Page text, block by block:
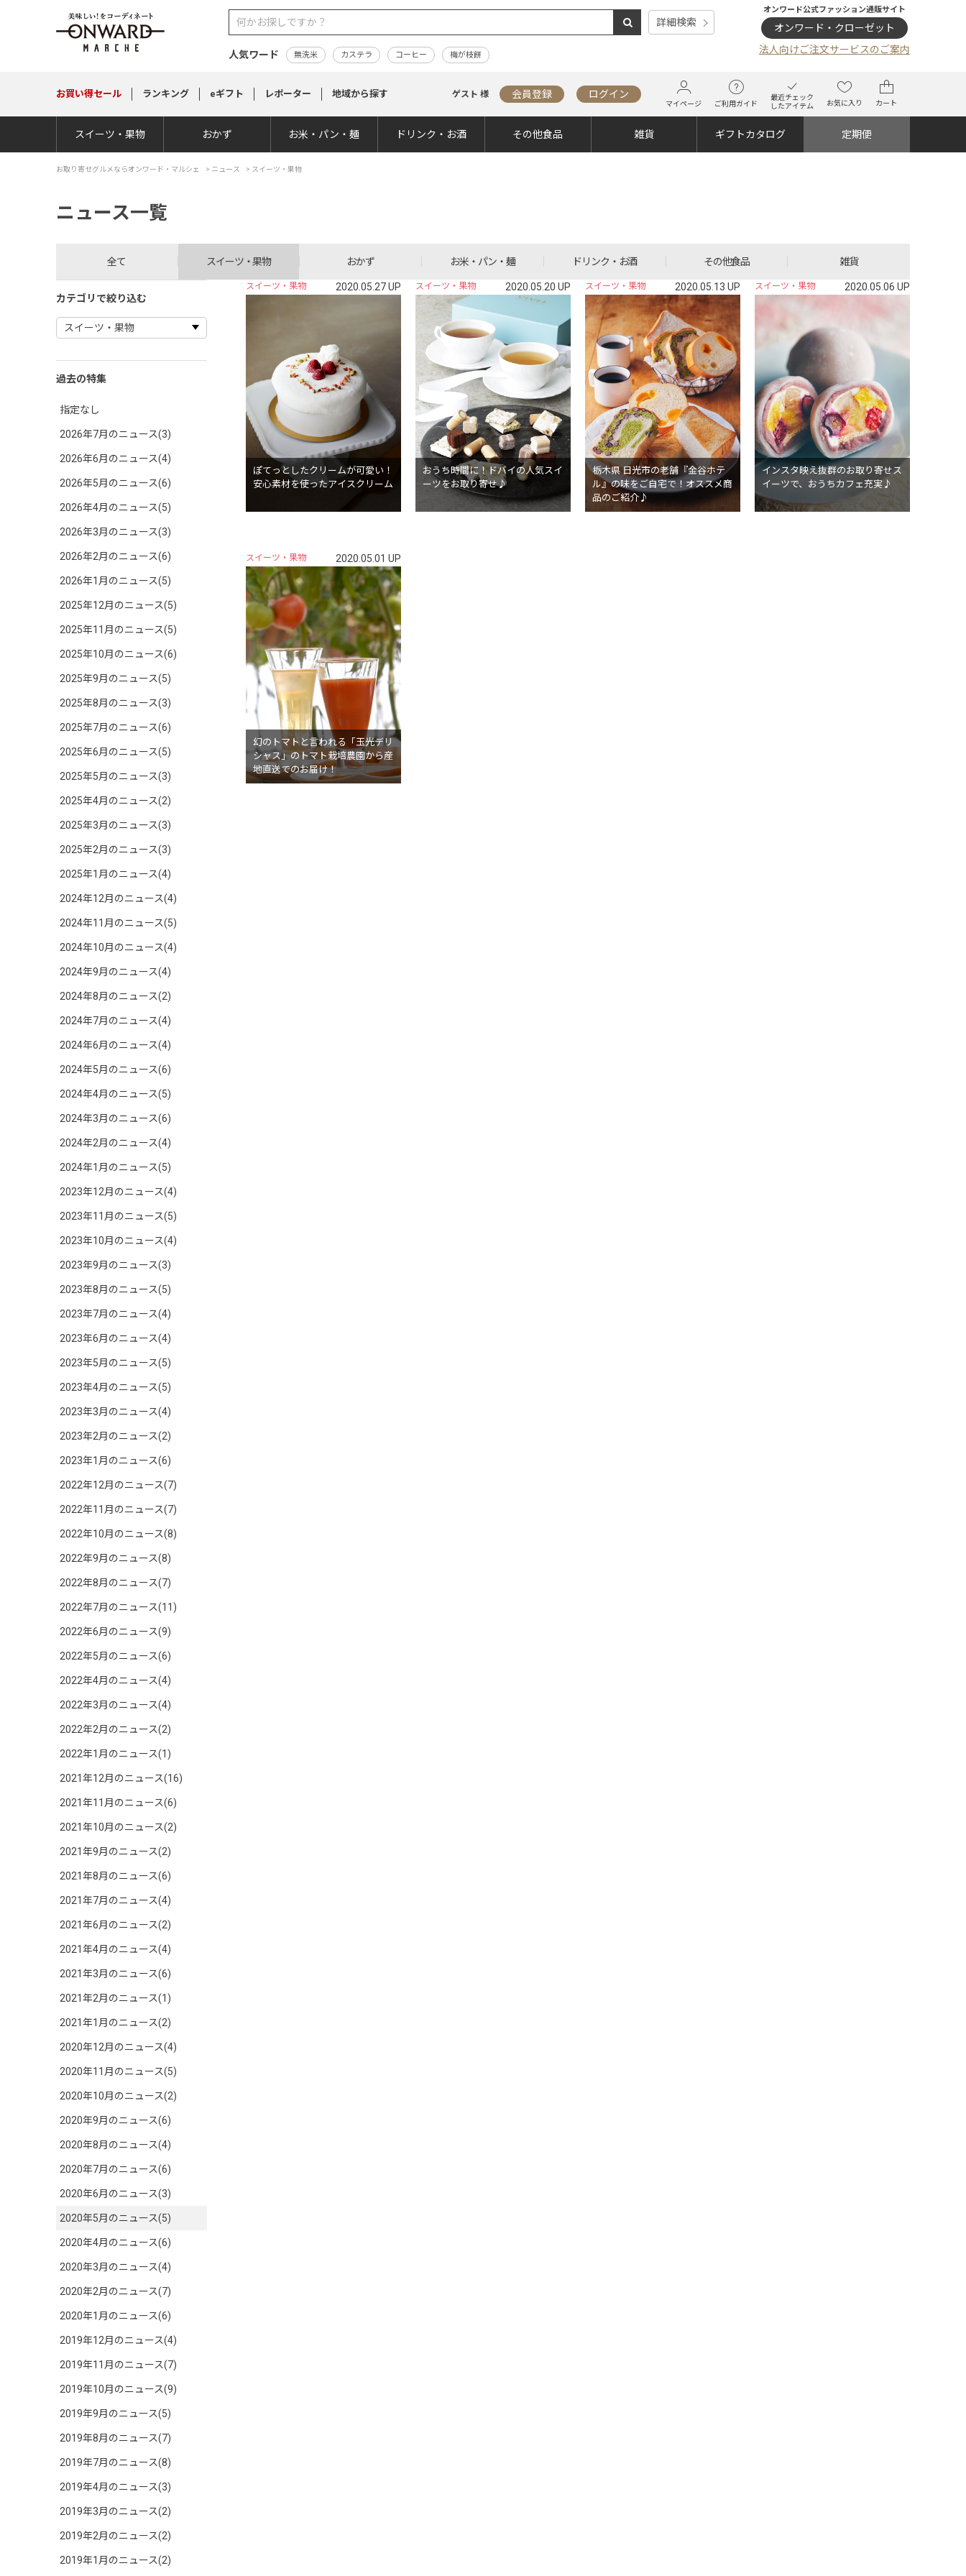
詳細検索
人気ワード 無洗米 カステラ コーヒー 梅が枝餅
オンワード公式ファッション通販サイト
オンワード・クローゼット
法人向けご注文サービスのご案内
お買い得セール ランキング eギフト レポーター 地域から探す ゲスト 様 会員登録 ログイン
マイページ ご利用ガイド
最近チェック
したアイテム
お気に入り カート
スイーツ・果物 おかず お米・パン・麺 ドリンク・お酒 その他食品 雑貨 ギフトカタログ 定期便
お取り寄せグルメならオンワード・マルシェ > ニュース > スイーツ・果物
ニュース一覧
全て スイーツ・果物 おかず お米・パン・麺 ドリンク・お酒 その他食品 雑貨
カテゴリで絞り込む
過去の特集
指定なし
2026年7月のニュース(3)
2026年6月のニュース(4)
2026年5月のニュース(6)
2026年4月のニュース(5)
2026年3月のニュース(3)
2026年2月のニュース(6)
2026年1月のニュース(5)
2025年12月のニュース(5)
2025年11月のニュース(5)
2025年10月のニュース(6)
2025年9月のニュース(5)
2025年8月のニュース(3)
2025年7月のニュース(6)
2025年6月のニュース(5)
2025年5月のニュース(3)
2025年4月のニュース(2)
2025年3月のニュース(3)
2025年2月のニュース(3)
2025年1月のニュース(4)
2024年12月のニュース(4)
2024年11月のニュース(5)
2024年10月のニュース(4)
2024年9月のニュース(4)
2024年8月のニュース(2)
2024年7月のニュース(4)
2024年6月のニュース(4)
2024年5月のニュース(6)
2024年4月のニュース(5)
2024年3月のニュース(6)
2024年2月のニュース(4)
2024年1月のニュース(5)
2023年12月のニュース(4)
2023年11月のニュース(5)
2023年10月のニュース(4)
2023年9月のニュース(3)
2023年8月のニュース(5)
2023年7月のニュース(4)
2023年6月のニュース(4)
2023年5月のニュース(5)
2023年4月のニュース(5)
2023年3月のニュース(4)
2023年2月のニュース(2)
2023年1月のニュース(6)
2022年12月のニュース(7)
2022年11月のニュース(7)
2022年10月のニュース(8)
2022年9月のニュース(8)
2022年8月のニュース(7)
2022年7月のニュース(11)
2022年6月のニュース(9)
2022年5月のニュース(6)
2022年4月のニュース(4)
2022年3月のニュース(4)
2022年2月のニュース(2)
2022年1月のニュース(1)
2021年12月のニュース(16)
2021年11月のニュース(6)
2021年10月のニュース(2)
2021年9月のニュース(2)
2021年8月のニュース(6)
2021年7月のニュース(4)
2021年6月のニュース(2)
2021年4月のニュース(4)
2021年3月のニュース(6)
2021年2月のニュース(1)
2021年1月のニュース(2)
2020年12月のニュース(4)
2020年11月のニュース(5)
2020年10月のニュース(2)
2020年9月のニュース(6)
2020年8月のニュース(4)
2020年7月のニュース(6)
2020年6月のニュース(3)
2020年5月のニュース(5)
2020年4月のニュース(6)
2020年3月のニュース(4)
2020年2月のニュース(7)
2020年1月のニュース(6)
2019年12月のニュース(4)
2019年11月のニュース(7)
2019年10月のニュース(9)
2019年9月のニュース(5)
2019年8月のニュース(7)
2019年7月のニュース(8)
2019年4月のニュース(3)
2019年3月のニュース(2)
2019年2月のニュース(2)
2019年1月のニュース(2)
スイーツ・果物 2020.05.27 UP
ぽてっとしたクリームが可愛い！
安心素材を使ったアイスクリーム
スイーツ・果物 2020.05.20 UP
おうち時間に！ドバイの人気スイ
ーツをお取り寄せ♪
スイーツ・果物 2020.05.13 UP
栃木県 日光市の老舗『金谷ホテ
ル』の味をご自宅で！オススメ商
品のご紹介♪
スイーツ・果物 2020.05.06 UP
インスタ映え抜群のお取り寄せス
イーツで、おうちカフェ充実♪
スイーツ・果物 2020.05.01 UP
幻のトマトと言われる「玉光デリ
シャス」のトマト栽培農園から産
地直送でのお届け！